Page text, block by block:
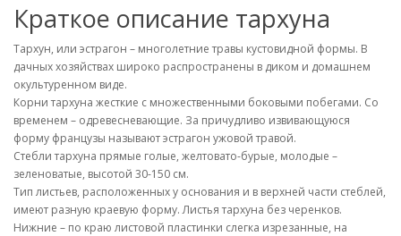
Краткое описание тархуна
Тархун, или эстрагон – многолетние травы кустовидной формы. В
дачных хозяйствах широко распространены в диком и домашнем
окультуренном виде.
Корни тархуна жесткие с множественными боковыми побегами. Со
временем – одревесневающие. За причудливо извивающуюся
форму французы называют эстрагон ужовой травой.
Стебли тархуна прямые голые, желтовато-бурые, молодые –
зеленоватые, высотой 30-150 см.
Тип листьев, расположенных у основания и в верхней части стеблей,
имеют разную краевую форму. Листья тархуна без черенков.
Нижние – по краю листовой пластинки слегка изрезанные, на